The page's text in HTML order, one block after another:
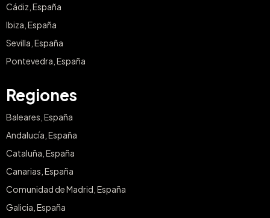
Cádiz, España
Ibiza, España
Sevilla, España
Pontevedra, España
Regiones
Baleares, España
Andalucía, España
Cataluña, España
Canarias, España
Comunidad de Madrid, España
Galicia, España